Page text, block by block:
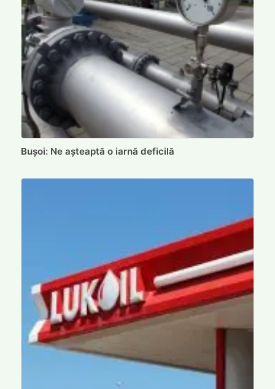
Bușoi: Ne așteaptă o iarnă deficilă